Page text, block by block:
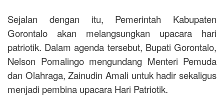
Sejalan dengan itu, Pemerintah Kabupaten
Gorontalo akan melangsungkan upacara hari
patriotik. Dalam agenda tersebut, Bupati Gorontalo,
Nelson Pomalingo mengundang Menteri Pemuda
dan Olahraga, Zainudin Amali untuk hadir sekaligus
menjadi pembina upacara Hari Patriotik.